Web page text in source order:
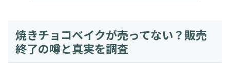
焼きチョコベイクが売ってない？販売
終了の噂と真実を調査